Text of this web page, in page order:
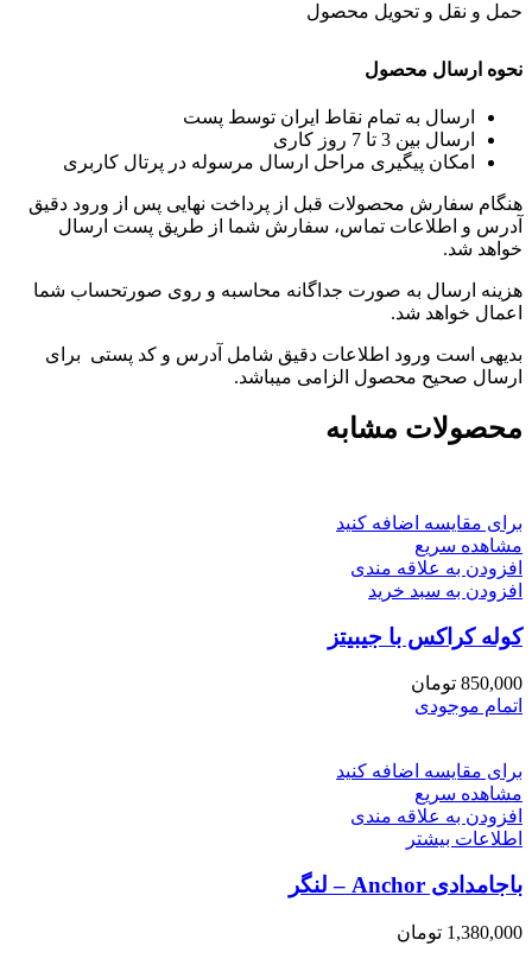
حمل و نقل و تحویل محصول
نحوه ارسال محصول
ارسال به تمام نقاط ایران توسط پست
ارسال بین 3 تا 7 روز کاری
امکان پیگیری مراحل ارسال مرسوله در پرتال کاربری
هنگام سفارش محصولات قبل از پرداخت نهایی پس از ورود دقیق
آدرس و اطلاعات تماس، سفارش شما از طریق پست ارسال
خواهد شد.
هزینه ارسال به صورت جداگانه محاسبه و روی صورتحساب شما
اعمال خواهد شد.
بدیهی است ورود اطلاعات دقیق شامل آدرس و کد پستی برای
ارسال صحیح محصول الزامی میباشد.
محصولات مشابه
برای مقایسه اضافه کنید
مشاهده سریع
افزودن به علاقه مندی
افزودن به سبد خرید
کوله کراکس با جیبیتز
850,000 تومان
اتمام موجودی
برای مقایسه اضافه کنید
مشاهده سریع
افزودن به علاقه مندی
اطلاعات بیشتر
باجامدادی Anchor – لنگر
1,380,000 تومان